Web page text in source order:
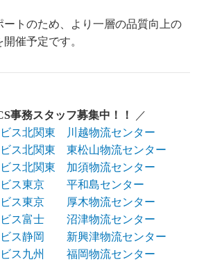
トのため、より一層の品質向上の
催予定です。
事務スタッフ募集中！！
／
ス北関東 川越物流センター
ス北関東 東松山物流センター
ス北関東 加須物流センター
ビス東京 平和島センター
ビス東京 厚木物流センター
ビス富士 沼津物流センター
ビス静岡 新興津物流センター
ビス九州 福岡物流センター